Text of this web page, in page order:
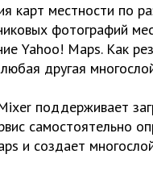
карт местности по
фотографий
Yahoo! Maps. Как
другая
поддерживает
самостоятельно
и создает